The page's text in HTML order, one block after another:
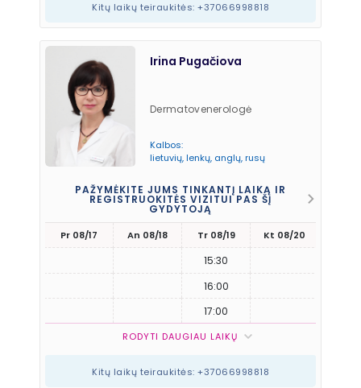
Kitų laikų teiraukitės: +37066998818
Irina Pugačiova
Dermatovenerologė
Kalbos:
lietuvių, lenkų, anglų, rusų
PAŽYMĖKITE JUMS TINKANTĮ LAIKĄ IR
REGISTRUOKITĖS VIZITUI PAS ŠĮ
GYDYTOJĄ
Pr 08/17 An 08/18 Tr 08/19
15:30
16:00
17:00
Kt 08/20
RODYTI DAUGIAU LAIKŲ
Kitų laikų teiraukitės: +37066998818